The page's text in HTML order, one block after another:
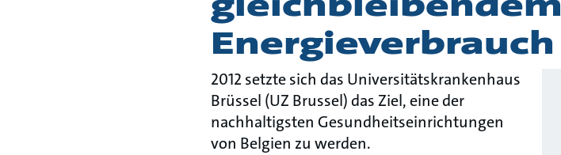
Energieverbrauch
2012 setzte sich das Universitätskrankenhaus
Brüssel (UZ Brussel) das Ziel, eine der
nachhaltigsten Gesundheitseinrichtungen
von Belgien zu werden.